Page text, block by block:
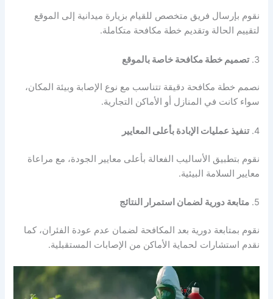
نقوم بإرسال فريق متخصص للقيام بزيارة ميدانية إلى الموقع
لتقييم الحالة وتقديم خطة مكافحة متكاملة.
3. تصميم خطة مكافحة خاصة بالموقع
نصمم خطة مكافحة دقيقة تتناسب مع نوع الإصابة وبيئة المكان،
سواء كانت في المنازل أو الأماكن التجارية.
4. تنفيذ عمليات الإبادة بأعلى المعايير
نقوم بتطبيق الأساليب الفعالة بأعلى معايير الجودة، مع مراعاة
معايير السلامة البيئية.
5. متابعة دورية لضمان استمرار النتائج
نقوم بمتابعة دورية بعد المكافحة لضمان عدم عودة الفئران، كما
نقدم استشارات لحماية الأماكن من الإصابات المستقبلية.